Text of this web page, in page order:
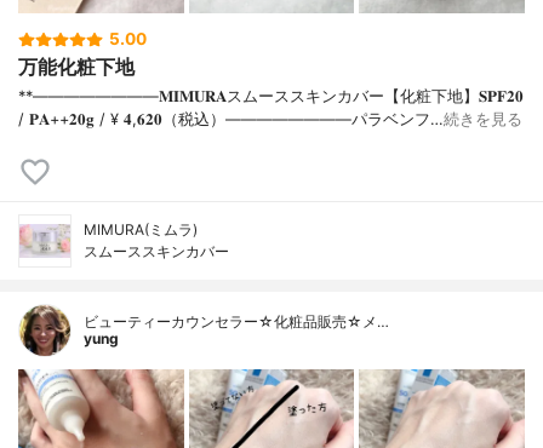
5.00
万能化粧下地
**⁡⁡⁡————————⁡𝐌𝐈𝐌𝐔𝐑𝐀スムーススキンカバー【化粧下地】𝐒𝐏𝐅𝟐𝟎
/ 𝐏𝐀++⁡𝟐𝟎𝐠 / ¥ 𝟒,𝟔𝟐𝟎（税込）⁡————————パラベンフ…続きを見る
MIMURA(ミムラ)
スムーススキンカバー
ビューティーカウンセラー☆化粧品販売☆メ…
yung